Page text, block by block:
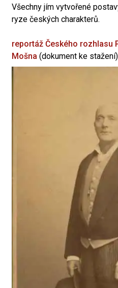
Všechny jím vytvořené
ryze českých charakterů.
reportáž Českého rozhlasu
Mošna (dokument ke stažení)